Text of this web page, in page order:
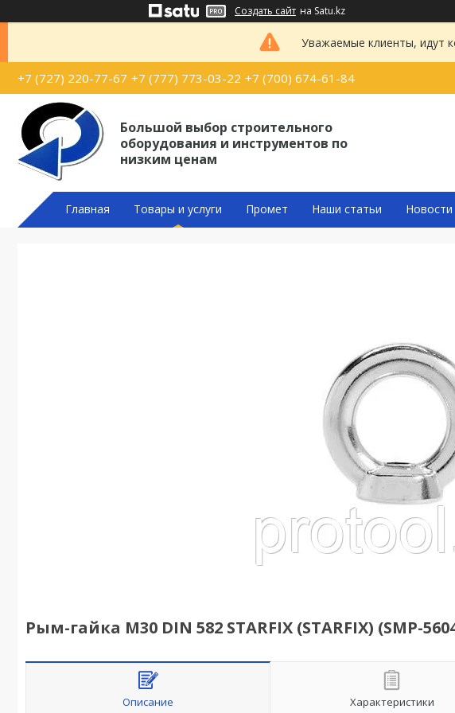
Создать сайт на Satu.kz
Уважаемые клиенты, идут
+7 (727) 220-77-67 +7 (777) 773-03-22 +7 (700) 674-61-84
Большой выбор строительного
оборудования и инструментов по
низким ценам
Главная Товары и услуги Промет Наши статьи Новости
Рым-гайка М30 DIN 582 STARFIX (STARFIX) (SMP-
Описание Характеристики